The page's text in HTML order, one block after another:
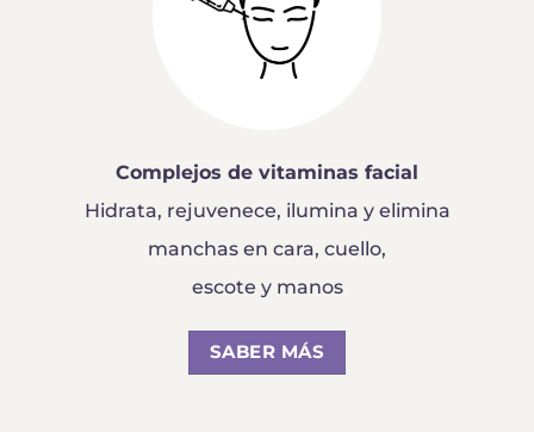
Complejos de vitaminas facial
Hidrata, rejuvenece, ilumina y elimina
manchas en cara, cuello,
escote y manos
SABER MÁS